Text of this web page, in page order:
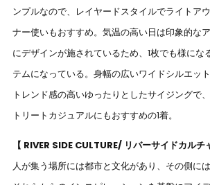
ンプルなので、レイヤードスタイルでライトア
ナー使いもおすすめ。気温の高い日は印象的な
にデザインが施されているため、1枚でも様にな
テムになっている。身幅の広いワイドシルエッ
トレンド感の高いゆったりとしたサイジングで
トリートカジュアルにもおすすめの1着。
【 RIVER SIDE CULTURE/ リバーサイドカルチ
人が集う場所には都市と文化があり、その側に